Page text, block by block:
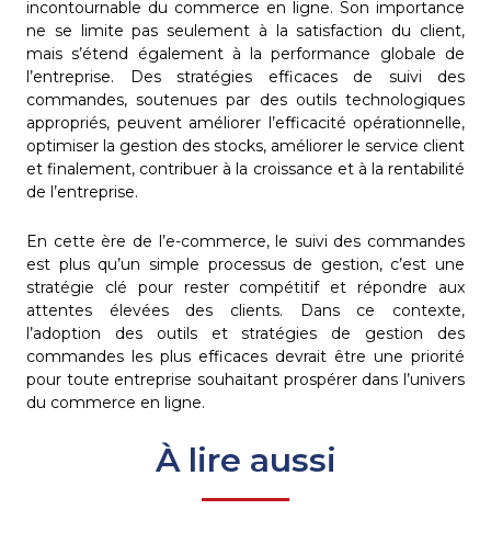
incontournable du commerce en ligne. Son importance
ne se limite pas seulement à la satisfaction du client,
mais s’étend également à la performance globale de
l’entreprise. Des stratégies efficaces de suivi des
commandes, soutenues par des outils technologiques
appropriés, peuvent améliorer l’efficacité opérationnelle,
optimiser la gestion des stocks, améliorer le service client
et finalement, contribuer à la croissance et à la rentabilité
de l’entreprise.
En cette ère de l’e-commerce, le suivi des commandes
est plus qu’un simple processus de gestion, c’est une
stratégie clé pour rester compétitif et répondre aux
attentes élevées des clients. Dans ce contexte,
l’adoption des outils et stratégies de gestion des
commandes les plus efficaces devrait être une priorité
pour toute entreprise souhaitant prospérer dans l’univers
du commerce en ligne.
À lire aussi